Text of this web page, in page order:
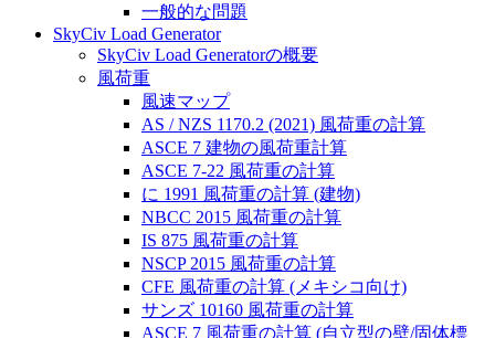
一般的な問題
SkyCiv Load Generator
SkyCiv Load Generatorの概要
風荷重
風速マップ
AS / NZS 1170.2 (2021) 風荷重の計算
ASCE 7 建物の風荷重計算
ASCE 7-22 風荷重の計算
に 1991 風荷重の計算 (建物)
NBCC 2015 風荷重の計算
IS 875 風荷重の計算
NSCP 2015 風荷重の計算
CFE 風荷重の計算 (メキシコ向け)
サンズ 10160 風荷重の計算
ASCE 7 風荷重の計算 (自立型の壁/固体標